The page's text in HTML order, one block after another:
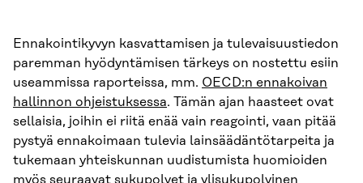
Ennakointikyvyn kasvattamisen ja tulevaisuustiedon
paremman hyödyntämisen tärkeys on nostettu esiin
useammissa raporteissa, mm. OECD:n ennakoivan
hallinnon ohjeistuksessa. Tämän ajan haasteet ovat
sellaisia, joihin ei riitä enää vain reagointi, vaan pitää
pystyä ennakoimaan tulevia lainsäädäntötarpeita ja
tukemaan yhteiskunnan uudistumista huomioiden
myös seuraavat sukupolvet ja ylisukupolvinen